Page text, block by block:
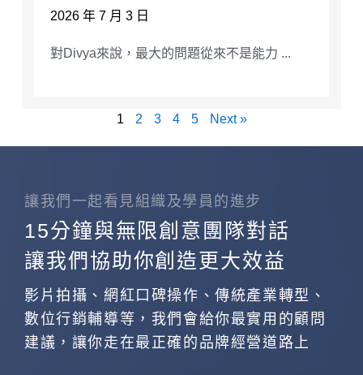
2026 年 7 月 3 日
對Divya來說，最大的問題從來不是能力 ...
1 2 3 4 5 Next »
讓我們一起看見組織及學員的進步
15分鐘與無限創意團隊對話
讓我們協助你創造更大效益
影片拍攝、網紅口碑操作、傳統產業轉型、
數位行銷輔導等，我們會給你最實用的顧問
建議，讓你走在最正確的品牌經營道路上